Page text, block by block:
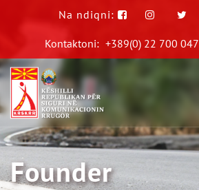
Na ndiqni:
Kontaktoni: +389(0) 22 700 047
Founder